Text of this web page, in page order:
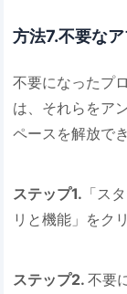
方法7.不要な
不要になったプ
は、それらをア
ペースを解放で
ステップ1. 「ス
リと機能」をク
ステップ2.不要